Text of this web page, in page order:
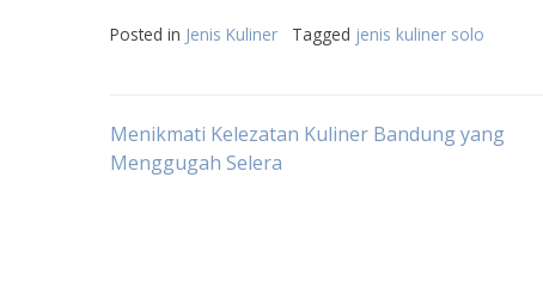
Posted in Jenis Kuliner Tagged jenis kuliner solo
Post
Menikmati Kelezatan Kuliner Bandung yang
Menggugah Selera